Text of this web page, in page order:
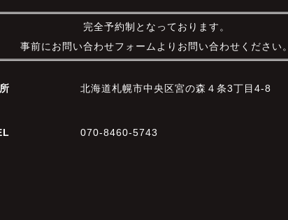
完全予約制となっております。
事前にお問い合わせフォームよりお問い合わせください。
北海道札幌市中央区宮の森４条3丁目4-8
070-8460-5743